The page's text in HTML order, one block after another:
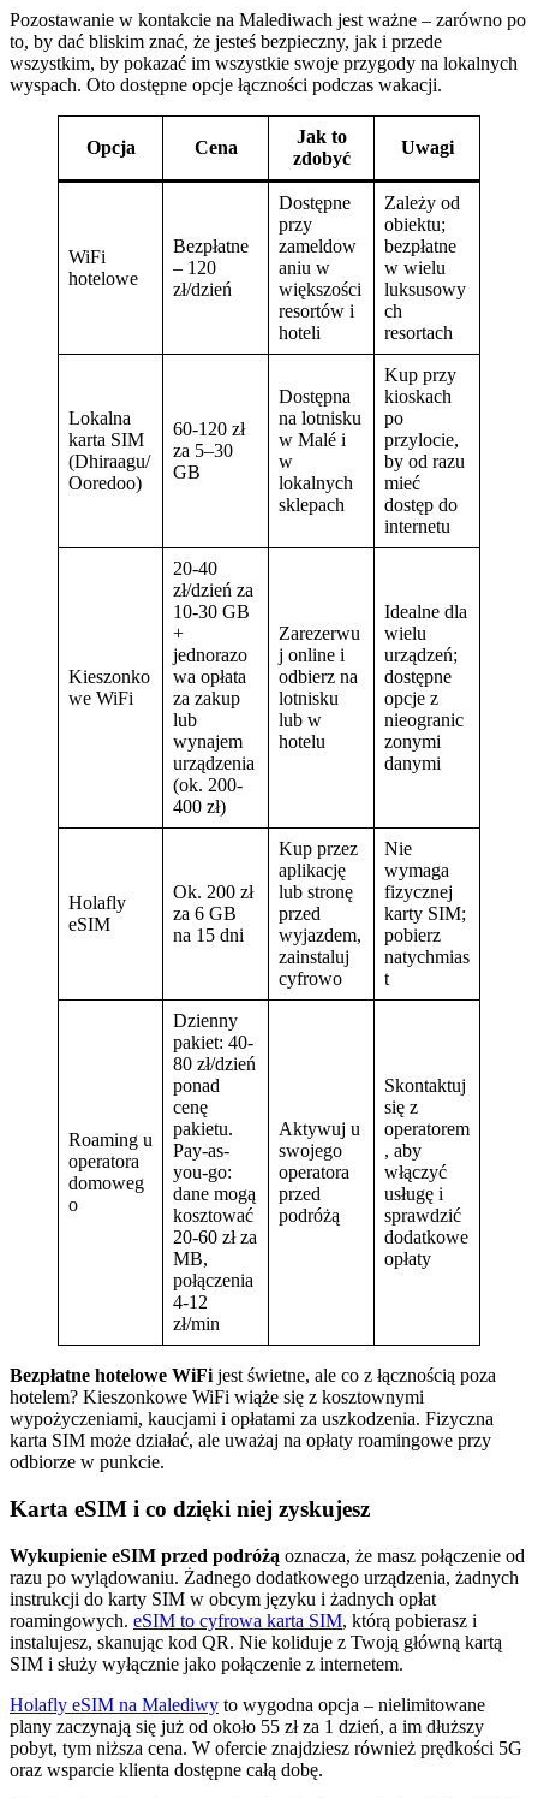
Pozostawanie w kontakcie na Malediwach jest ważne – zarówno po
to, by dać bliskim znać, że jesteś bezpieczny, jak i przede
wszystkim, by pokazać im wszystkie swoje przygody na lokalnych
wyspach. Oto dostępne opcje łączności podczas wakacji.
Opcja Cena
Jak to
zdobyć
Uwagi
WiFi
hotelowe
Bezpłatne
– 120
zł/dzień
Dostępne
przy
zameldow
aniu w
większości
resortów i
hoteli
Zależy od
obiektu;
bezpłatne
w wielu
luksusowy
ch
resortach
Lokalna
karta SIM
(Dhiraagu/
Ooredoo)
60-120 zł
za 5–30
GB
Dostępna
na lotnisku
w Malé i
w
lokalnych
sklepach
Kup przy
kioskach
po
przylocie,
by od razu
mieć
dostęp do
internetu
Kieszonko
we WiFi
20-40
zł/dzień za
10-30 GB
+
jednorazo
wa opłata
za zakup
lub
wynajem
urządzenia
(ok. 200-
400 zł)
Zarezerwu
j online i
odbierz na
lotnisku
lub w
hotelu
Idealne dla
wielu
urządzeń;
dostępne
opcje z
nieogranic
zonymi
danymi
Holafly
eSIM
Ok. 200 zł
za 6 GB
na 15 dni
Kup przez
aplikację
lub stronę
przed
wyjazdem,
zainstaluj
cyfrowo
Nie
wymaga
fizycznej
karty SIM;
pobierz
natychmias
t
Roaming u
operatora
domoweg
o
Dzienny
pakiet: 40-
80 zł/dzień
ponad
cenę
pakietu.
Pay-as-
you-go:
dane mogą
kosztować
20-60 zł za
MB,
połączenia
4-12
zł/min
Aktywuj u
swojego
operatora
przed
podróżą
Skontaktuj
się z
operatorem
, aby
włączyć
usługę i
sprawdzić
dodatkowe
opłaty
Bezpłatne hotelowe WiFi jest świetne, ale co z łącznością poza
hotelem? Kieszonkowe WiFi wiąże się z kosztownymi
wypożyczeniami, kaucjami i opłatami za uszkodzenia. Fizyczna
karta SIM może działać, ale uważaj na opłaty roamingowe przy
odbiorze w punkcie.
Karta eSIM i co dzięki niej zyskujesz
Wykupienie eSIM przed podróżą oznacza, że masz połączenie od
razu po wylądowaniu. Żadnego dodatkowego urządzenia, żadnych
instrukcji do karty SIM w obcym języku i żadnych opłat
roamingowych. eSIM to cyfrowa karta SIM, którą pobierasz i
instalujesz, skanując kod QR. Nie koliduje z Twoją główną kartą
SIM i służy wyłącznie jako połączenie z internetem.
Holafly eSIM na Malediwy to wygodna opcja – nielimitowane
plany zaczynają się już od około 55 zł za 1 dzień, a im dłuższy
pobyt, tym niższa cena. W ofercie znajdziesz również prędkości 5G
oraz wsparcie klienta dostępne całą dobę.